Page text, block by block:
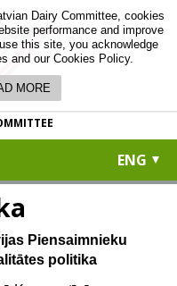
ENG
Piensaimnieku
politika
Dairy Committee, cookies
performance and improve
this site, you acknowledge
and our Cookies Policy.
MORE